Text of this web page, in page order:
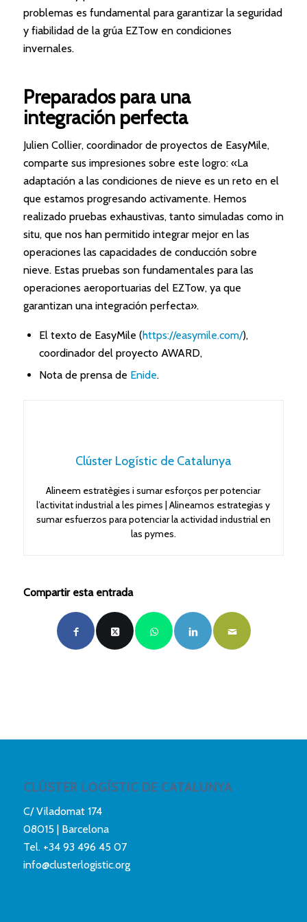
problemas es fundamental para garantizar la seguridad
y fiabilidad de la grúa EZTow en condiciones
invernales.
Preparados para una
integración perfecta
Julien Collier, coordinador de proyectos de EasyMile,
comparte sus impresiones sobre este logro: «La
adaptación a las condiciones de nieve es un reto en el
que estamos progresando activamente. Hemos
realizado pruebas exhaustivas, tanto simuladas como in
situ, que nos han permitido integrar mejor en las
operaciones las capacidades de conducción sobre
nieve. Estas pruebas son fundamentales para las
operaciones aeroportuarias del EZTow, ya que
garantizan una integración perfecta».
El texto de EasyMile (https://easymile.com/),
coordinador del proyecto AWARD,
Nota de prensa de Enide.
Clúster Logístic de Catalunya
Alineem estratègies i sumar esforços per potenciar
l’activitat industrial a les pimes | Alineamos estrategias y
sumar esfuerzos para potenciar la actividad industrial en
las pymes.
Compartir esta entrada
CLÚSTER LOGÍSTIC DE CATALUNYA
C/ Viladomat 174
08015 | Barcelona
Tel. +34 93 496 45 07
info@clusterlogistic.org